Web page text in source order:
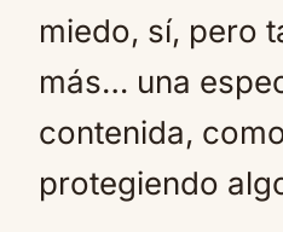
miedo, sí, pero
más… una
contenida,
protegiendo